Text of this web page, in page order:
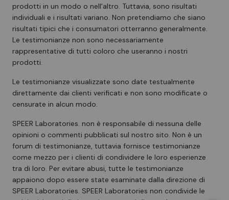
prodotti in un modo o nell'altro. Tuttavia, sono risultati
individuali e i risultati variano. Non pretendiamo che siano
risultati tipici che i consumatori otterranno generalmente.
Le testimonianze non sono necessariamente
rappresentative di tutti coloro che useranno i nostri
prodotti.
Le testimonianze visualizzate sono date testualmente
direttamente dai clienti verificati e non sono modificate o
censurate in alcun modo.
SPEER Laboratories. non è responsabile di nessuna delle
opinioni o commenti pubblicati sul nostro sito. Non è un
forum di testimonianze, tuttavia fornisce testimonianze
come mezzo per i clienti di condividere le loro esperienze
tra di loro. Per evitare abusi, tutte le testimonianze
appaiono dopo essere state esaminate dalla direzione di
SPEER Laboratories. SPEER Laboratories non condivide le